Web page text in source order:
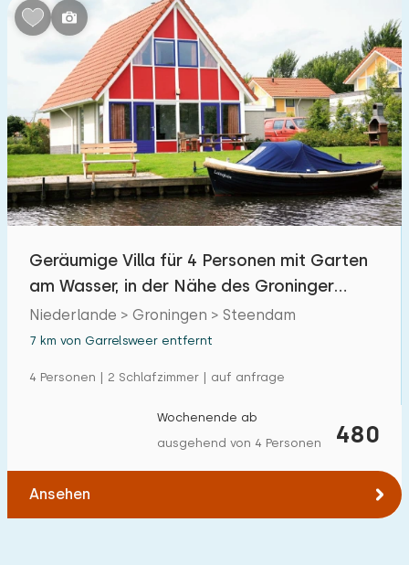
Geräumige Villa für 4 Personen mit Garten
am Wasser, in der Nähe des Groninger
Schildmeers
Niederlande > Groningen > Steendam
7 km von Garrelsweer entfernt
4 Personen | 2 Schlafzimmer | auf anfrage
480
Wochenende ab
ausgehend von 4 Personen
Ansehen